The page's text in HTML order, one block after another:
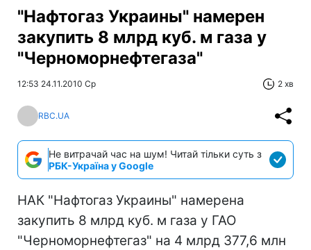
"Нафтогаз Украины" намерен
закупить 8 млрд куб. м газа у
"Черноморнефтегаза"
12:53 24.11.2010 Ср 2 хв
RBC.UA
Не витрачай час на шум! Читай тільки суть з
РБК-Україна у Google
НАК "Нафтогаз Украины" намерена
закупить 8 млрд куб. м газа у ГАО
"Черноморнефтегаз" на 4 млрд 377,6 млн